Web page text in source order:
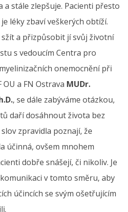
a stále zlepšuje. Pacienti přesto
léky zbaví veškerých obtíží.
sžít a přizpůsobit jí svůj životní
s vedoucím Centra pro
onemocnění při
a FN Ostrava MUDr.
, se dále zabýváme otázkou,
daří dosáhnout života bez
zpravidla poznají, že
účinná, ovšem mnohem
dobře snášejí, či nikoliv. Je
v tomto směru, aby
účincích se svým ošetřujícím